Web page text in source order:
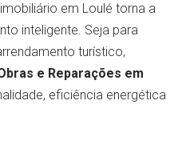
em Loulé torna a
inteligente. Seja para
turístico,
e Reparações em
eficiência energética